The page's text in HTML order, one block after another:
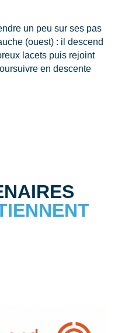
un peu sur ses pas
(ouest) : il descend
lacets puis rejoint
en descente